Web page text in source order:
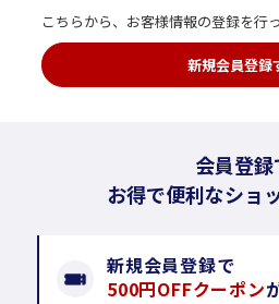
こちらから、お客様情報の登録を行
新規会員登録
会員登録
お得で便利なショ
新規会員登録で
500円OFFクーポン